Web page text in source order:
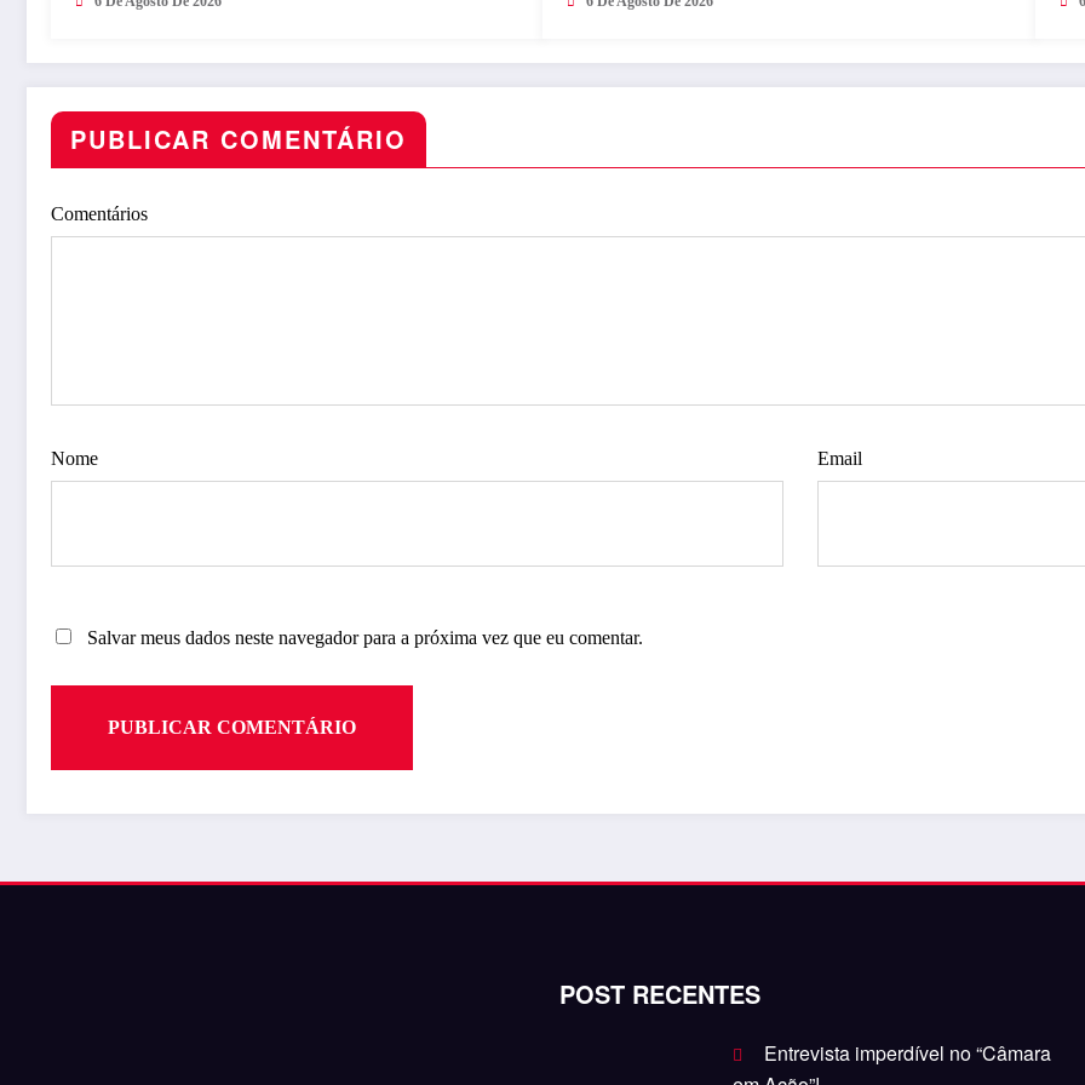
PUBLICAR COMENTÁRIO
Comentários
Nome Email
Salvar meus dados neste navegador para a próxima vez que eu comentar.
POST RECENTES
Entrevista imperdível no “Câmara